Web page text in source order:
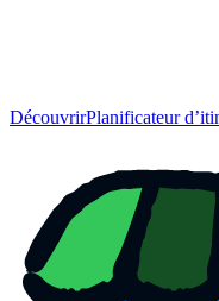
DécouvrirPlanificateur